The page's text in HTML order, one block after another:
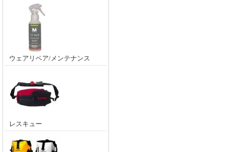
ウェアリペア/メンテナンス
レスキュー